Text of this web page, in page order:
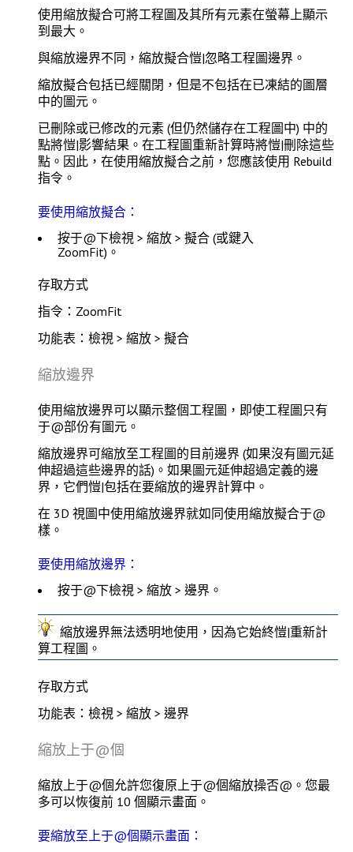
使用縮放擬合可將工程圖及其所有元素在螢幕上顯示
到最大。
與縮放邊界不同，縮放擬合愷|忽略工程圖邊界。
縮放擬合包括已經關閉，但是不包括在已凍結的圖層
中的圖元。
已刪除或已修改的元素 (但仍然儲存在工程圖中) 中的
點將愷|影響結果。在工程圖重新計算時將愷|刪除這些
點。因此，在使用縮放擬合之前，您應該使用 Rebuild
指令。
要使用縮放擬合：
按于@下檢視 > 縮放 > 擬合(或鍵入
ZoomFit)。
存取方式
指令：ZoomFit
功能表：檢視 > 縮放 > 擬合
縮放邊界
使用縮放邊界可以顯示整個工程圖，即使工程圖只有
于@部份有圖元。
縮放邊界可縮放至工程圖的目前邊界 (如果沒有圖元延
伸超過這些邊界的話)。如果圖元延伸超過定義的邊
界，它們愷|包括在要縮放的邊界計算中。
在 3D 視圖中使用縮放邊界就如同使用縮放擬合于@
樣。
要使用縮放邊界：
按于@下檢視 > 縮放 > 邊界 。
縮放邊界無法透明地使用，因為它始終愷|重新計
算工程圖。
存取方式
功能表：檢視 > 縮放 > 邊界
縮放上于@個
縮放上于@個允許您復原上于@個縮放操否@。您最
多可以恢復前 10 個顯示畫面。
要縮放至上于@個顯示畫面：